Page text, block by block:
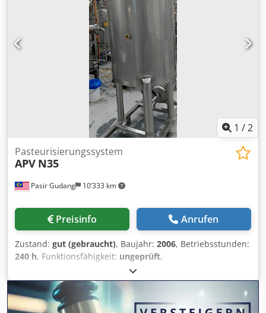
1 /2
Pasir Gudang 10’333 km
Pasteurisierungssystem
APV N35
Preisinfo Anrufen
Zustand: gut (gebraucht), Baujahr: 2006, Betriebsstunden:
240 h, Funktionsfähigkeit: ungeprüft,
Pasteurisierungsanlage Crsdpfxjzdf T Ne Ahisf